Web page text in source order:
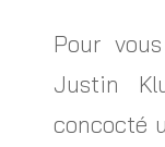
Pour
Justin
concocté